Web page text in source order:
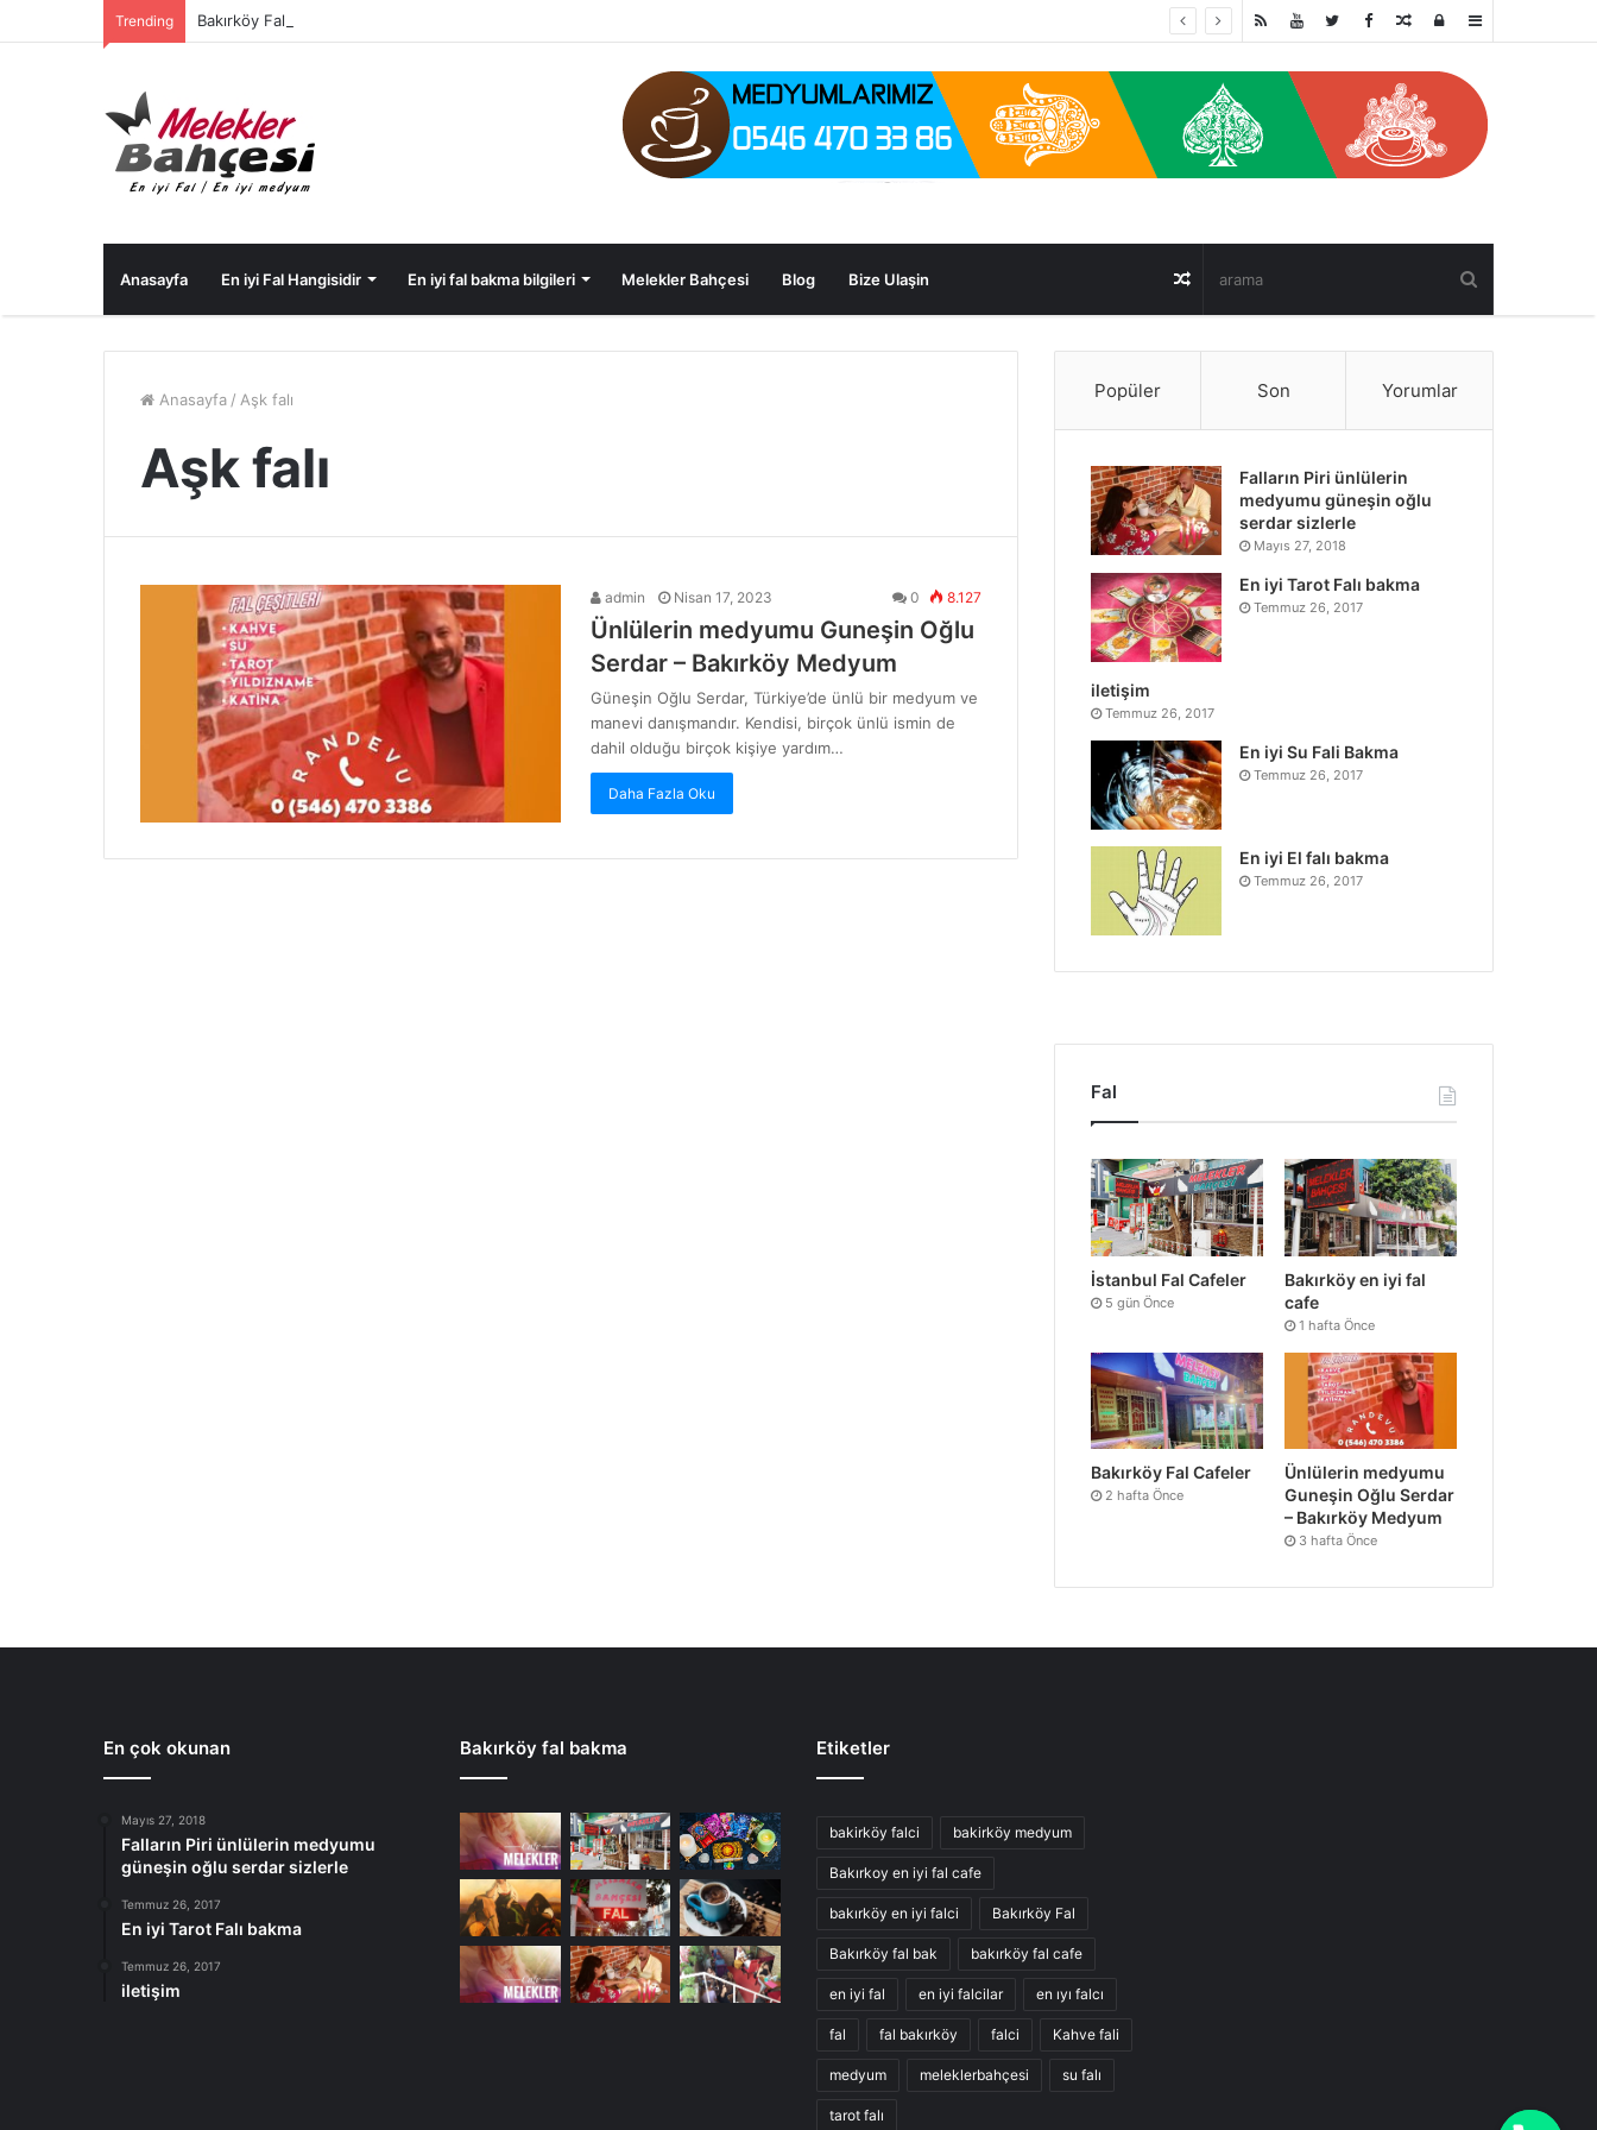
Trending Bakırköy Fal Sidebar
oturum
Random
Anasayfa En iyi Fal Hangisidir En iyi fal bakma bilgileri Melekler Bahçesi Blog Bize Ulaşin Random
Post
Anasayfa / Aşk falı
Aşk falı
admin Nisan 17, 2023 0 8.127
Ünlülerin medyumu Guneşin Oğlu
Serdar – Bakırköy Medyum
Güneşin Oğlu Serdar, Türkiye’de ünlü bir medyum ve
manevi danışmandır. Kendisi, birçok ünlü ismin de
dahil olduğu birçok kişiye yardım…
Daha Fazla Oku
Popüler Son Yorumlar
Falların Piri ünlülerin
medyumu güneşin oğlu
serdar sizlerle
Mayıs 27, 2018
En iyi Tarot Falı bakma
Temmuz 26, 2017
iletişim
Temmuz 26, 2017
En iyi Su Fali Bakma
Temmuz 26, 2017
En iyi El falı bakma
Temmuz 26, 2017
Fal
İstanbul Fal Cafeler
5 gün Önce
Bakırköy en iyi fal
cafe
1 hafta Önce
Bakırköy Fal Cafeler
2 hafta Önce
Ünlülerin medyumu
Guneşin Oğlu Serdar
– Bakırköy Medyum
3 hafta Önce
En çok okunan
Mayıs 27, 2018
Falların Piri ünlülerin medyumu
güneşin oğlu serdar sizlerle
Temmuz 26, 2017
En iyi Tarot Falı bakma
Temmuz 26, 2017
iletişim
Bakırköy fal bakma Etiketler
bakirköy falci bakirköy medyum
Bakırkoy en iyi fal cafe
bakırköy en iyi falci Bakırköy Fal
Bakırköy fal bak bakırköy fal cafe
en iyi fal en iyi falcilar en ıyı falcı
fal fal bakırköy falci Kahve fali
medyum meleklerbahçesi su falı
tarot falı